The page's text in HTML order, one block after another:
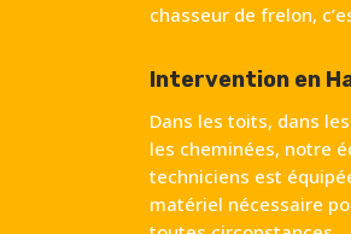
chasseur de frelon,
Intervention en
Dans les toits, dans
les cheminées, notre
techniciens est
matériel nécessaire